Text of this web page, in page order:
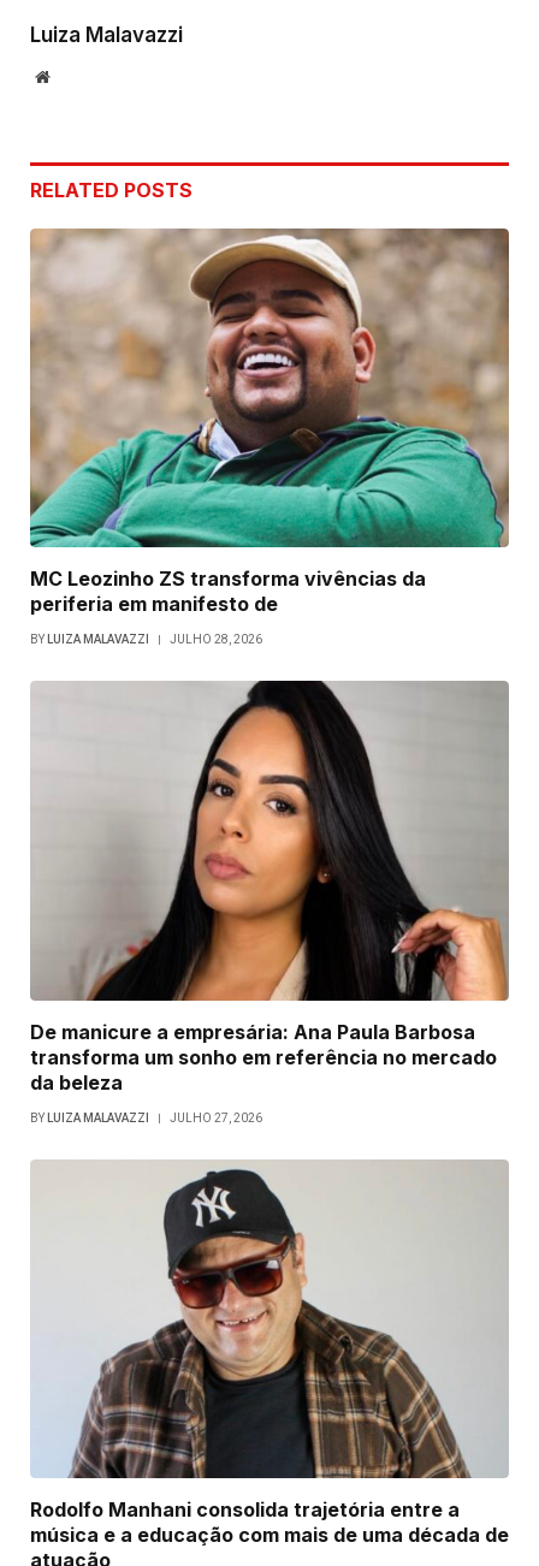
Luiza Malavazzi
Website
RELATED POSTS
MC Leozinho ZS transforma vivências da
periferia em manifesto de
BY LUIZA MALAVAZZI JULHO 28, 2026
De manicure a empresária: Ana Paula Barbosa
transforma um sonho em referência no mercado
da beleza
BY LUIZA MALAVAZZI JULHO 27, 2026
Rodolfo Manhani consolida trajetória entre a
música e a educação com mais de uma década de
atuação